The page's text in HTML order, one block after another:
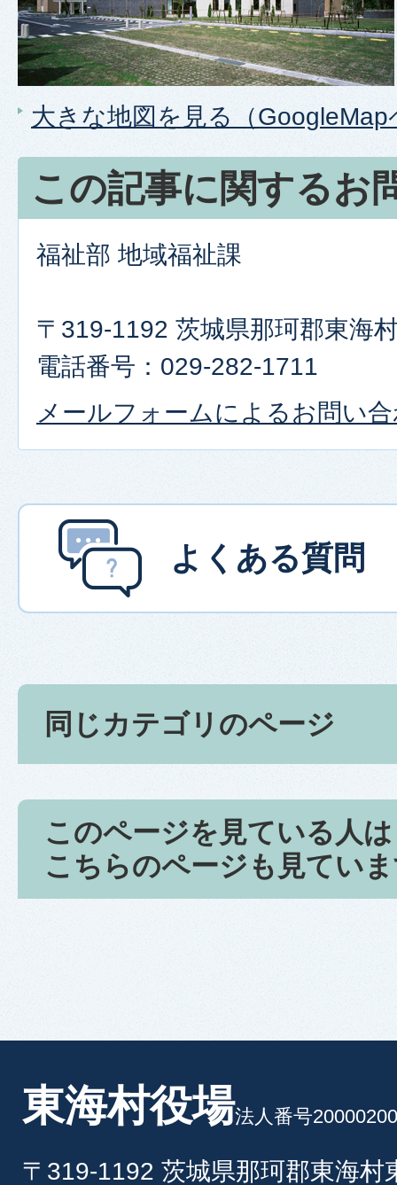
大きな地図を見る（GoogleMap
この記事に関するお
福祉部 地域福祉課
〒319-1192 茨城県那珂郡東海
電話番号：029-282-1711
メールフォームによるお問い
よくある質問
同じカテゴリのページ
このページを見ている人は
こちらのページも見てい
東海村役場法人番号
〒319-1192 茨城県那珂郡東海村